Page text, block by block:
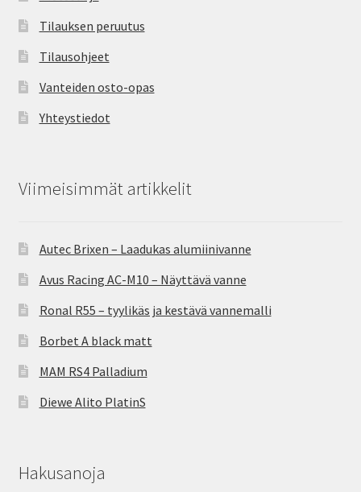
Tilauksen peruutus
Tilausohjeet
Vanteiden osto-opas
Yhteystiedot
Viimeisimmät artikkelit
Autec Brixen – Laadukas alumiinivanne
Avus Racing AC-M10 – Näyttävä vanne
Ronal R55 – tyylikäs ja kestävä vannemalli
Borbet A black matt
MAM RS4 Palladium
Diewe Alito PlatinS
Hakusanoja